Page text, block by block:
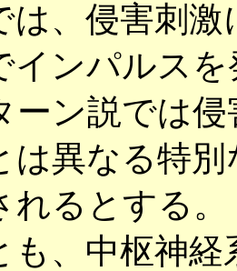
は、侵害刺
インパルス
ーン説では
は異なる特
れるとする。
も、中枢神